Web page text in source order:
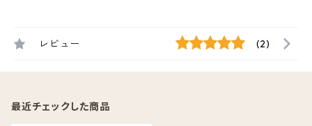
レビュー (2)
最近チェックした商品